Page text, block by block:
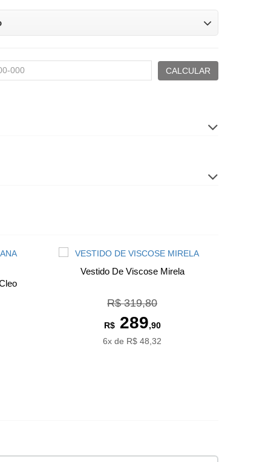
CALCULAR
Vestido De Viscose Mirela
R$ 319,80
R$289,90
6x de R$ 48,32